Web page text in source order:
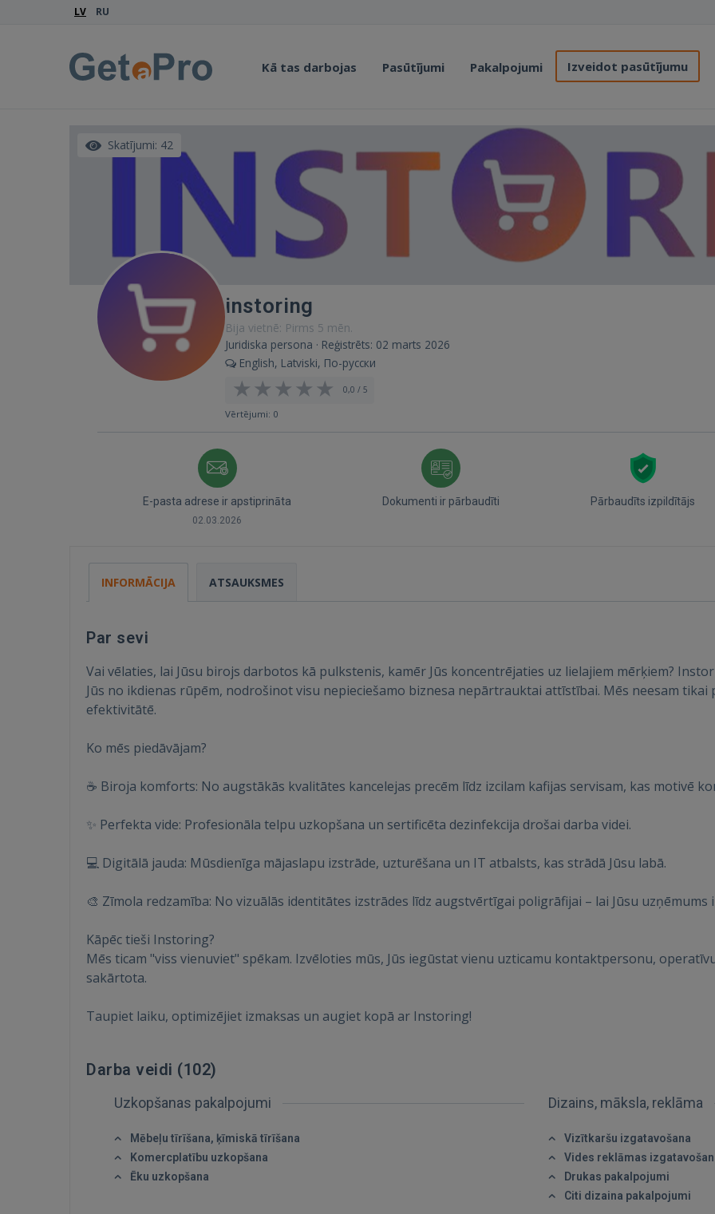
LV RU
Kā tas darbojas Pasūtījumi Pakalpojumi Izveidot pasūtījumu
FACEBOOK
GOOGLE
 Sign in with Apple
Skatījumi: 42
instoring
Bija vietnē: Pirms 5 mēn.
Juridiska persona · Reģistrēts: 02 marts 2026
English, Latviski, По-русски
0,0 / 5
Vērtējumi: 0
E-pasta adrese ir apstiprināta
02.03.2026
Dokumenti ir pārbaudīti Pārbaudīts izpildītājs
INFORMĀCIJA ATSAUKSMES
Par sevi
Vai vēlaties, lai Jūsu birojs darbotos kā pulkstenis, kamēr Jūs koncentrējaties uz lielajiem mērķiem?
Jūs no ikdienas rūpēm, nodrošinot visu nepieciešamo biznesa nepārtrauktai attīstībai. Mēs neesam tikai
efektivitātē.
Ko mēs piedāvājam?
☕ Biroja komforts: No augstākās kvalitātes kancelejas precēm līdz izcilam kafijas servisam, kas motivē
✨ Perfekta vide: Profesionāla telpu uzkopšana un sertificēta dezinfekcija drošai darba videi.
💻 Digitālā jauda: Mūsdienīga mājaslapu izstrāde, uzturēšana un IT atbalsts, kas strādā Jūsu labā.
🎨 Zīmola redzamība: No vizuālās identitātes izstrādes līdz augstvērtīgai poligrāfijai – lai Jūsu uzņēmums
Kāpēc tieši Instoring?
Mēs ticam "viss vienuviet" spēkam. Izvēloties mūs, Jūs iegūstat vienu uzticamu kontaktpersonu,
sakārtota.
Taupiet laiku, optimizējiet izmaksas un augiet kopā ar Instoring!
Darba veidi (102)
Uzkopšanas pakalpojumi
Mēbeļu tīrīšana, ķīmiskā tīrīšana
Komercplatību uzkopšana
Ēku uzkopšana
Dizains, māksla, reklāma
Vizītkaršu izgatavošana
Vides reklāmas
Drukas pakalpojumi
Citi dizaina pakalpojumi